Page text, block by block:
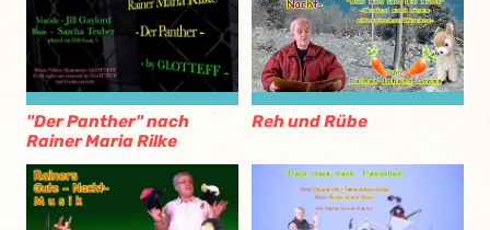
"Der Panther" nach
Rainer Maria Rilke
Reh und Rübe